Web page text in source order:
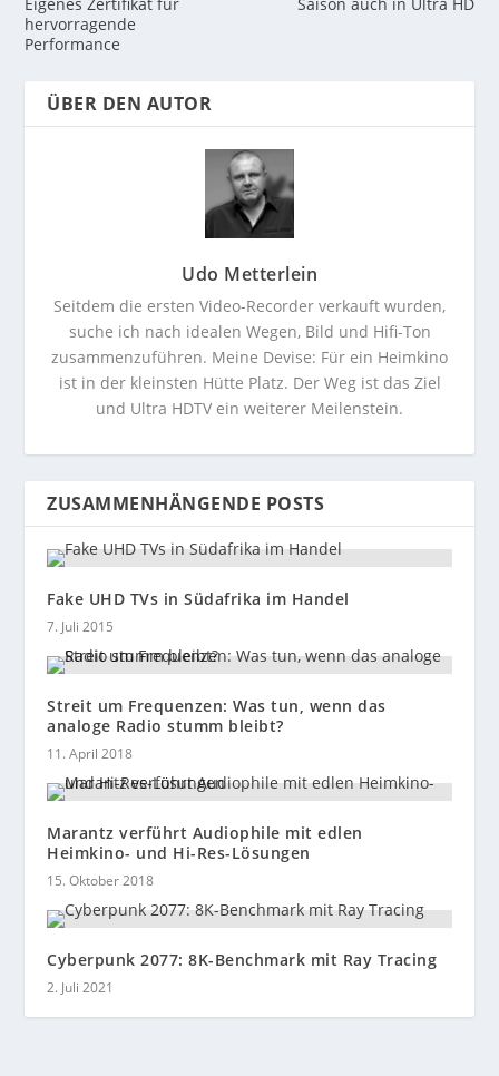
hervorragende
Performance
ÜBER DEN AUTOR
Udo Metterlein
Seitdem die ersten Video-Recorder verkauft wurden,
suche ich nach idealen Wegen, Bild und Hifi-Ton
zusammenzuführen. Meine Devise: Für ein Heimkino
ist in der kleinsten Hütte Platz. Der Weg ist das Ziel
und Ultra HDTV ein weiterer Meilenstein.
ZUSAMMENHÄNGENDE POSTS
Fake UHD TVs in Südafrika im Handel
7. Juli 2015
Streit um Frequenzen: Was tun, wenn das
analoge Radio stumm bleibt?
11. April 2018
Marantz verführt Audiophile mit edlen
Heimkino- und Hi-Res-Lösungen
15. Oktober 2018
Cyberpunk 2077: 8K-Benchmark mit Ray Tracing
2. Juli 2021